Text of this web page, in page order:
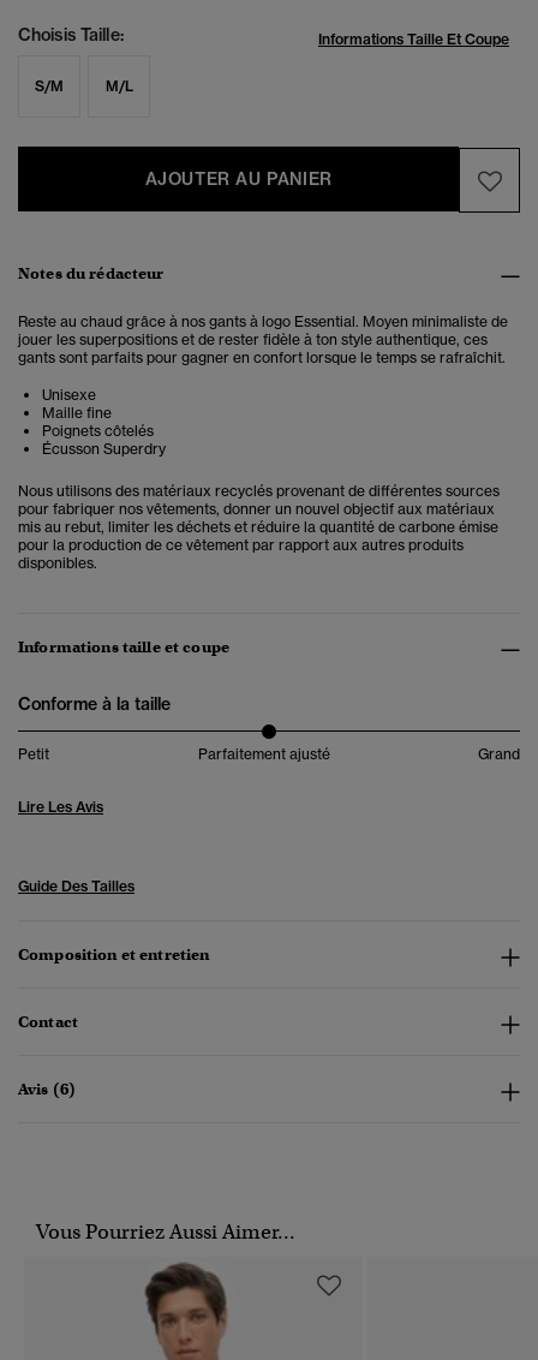
Choisis Taille: Informations Taille Et Coupe
S/M M/L
AJOUTER AU PANIER
Notes du rédacteur
Reste au chaud grâce à nos gants à logo Essential. Moyen minimaliste de
jouer les superpositions et de rester fidèle à ton style authentique, ces
gants sont parfaits pour gagner en confort lorsque le temps se rafraîchit.
Unisexe
Maille fine
Poignets côtelés
Écusson Superdry
Nous utilisons des matériaux recyclés provenant de différentes sources
pour fabriquer nos vêtements, donner un nouvel objectif aux matériaux
mis au rebut, limiter les déchets et réduire la quantité de carbone émise
pour la production de ce vêtement par rapport aux autres produits
disponibles.
Informations taille et coupe
Conforme à la taille
Petit Parfaitement ajusté Grand
Lire Les Avis
Guide Des Tailles
Composition et entretien
Contact
Avis (6)
Vous Pourriez Aussi Aimer...